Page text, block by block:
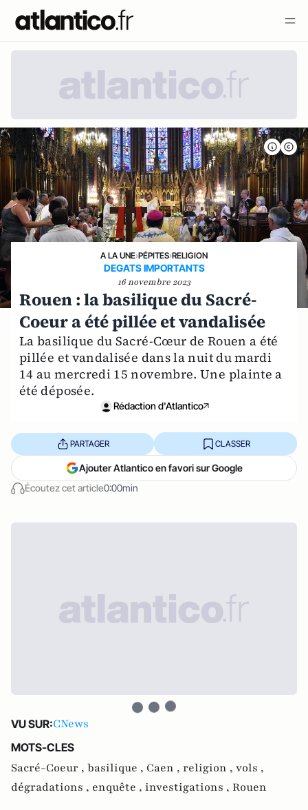
A LA UNE›PÉPITES›RELIGION
DEGATS IMPORTANTS
16 novembre 2023
Rouen : la basilique du Sacré-
Coeur a été pillée et vandalisée
La basilique du Sacré-Cœur de Rouen a été
pillée et vandalisée dans la nuit du mardi
14 au mercredi 15 novembre. Une plainte a
été déposée.
Rédaction d'Atlantico
Écoutez cet article0:00min
PARTAGER CLASSER
Ajouter Atlantico en favori sur Google
VU SUR:CNews
MOTS-CLES
Sacré-Coeur , basilique , Caen , religion , vols ,
dégradations , enquête , investigations , Rouen